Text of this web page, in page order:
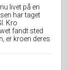
livet på en
har taget
Kro
fandt sted
er kroen deres